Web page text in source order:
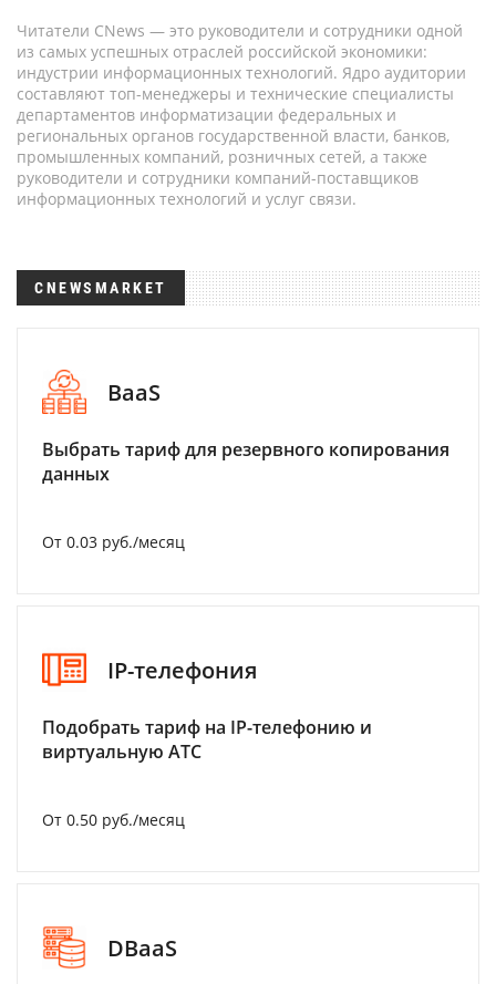
Читатели CNews — это руководители и сотрудники одной
из самых успешных отраслей российской экономики:
индустрии информационных технологий. Ядро аудитории
составляют топ-менеджеры и технические специалисты
департаментов информатизации федеральных и
региональных органов государственной власти, банков,
промышленных компаний, розничных сетей, а также
руководители и сотрудники компаний-поставщиков
информационных технологий и услуг связи.
CNEWSMARKET
BaaS
Выбрать тариф для резервного копирования
данных
От 0.03 руб./месяц
IP-телефония
Подобрать тариф на IP-телефонию и
виртуальную АТС
От 0.50 руб./месяц
DBaaS